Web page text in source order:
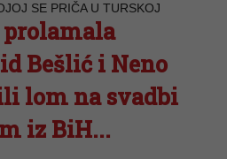
SE PRIČA U TURSKOJ
prolamala
Bešlić i Neno
lom na svadbi
iz BiH...